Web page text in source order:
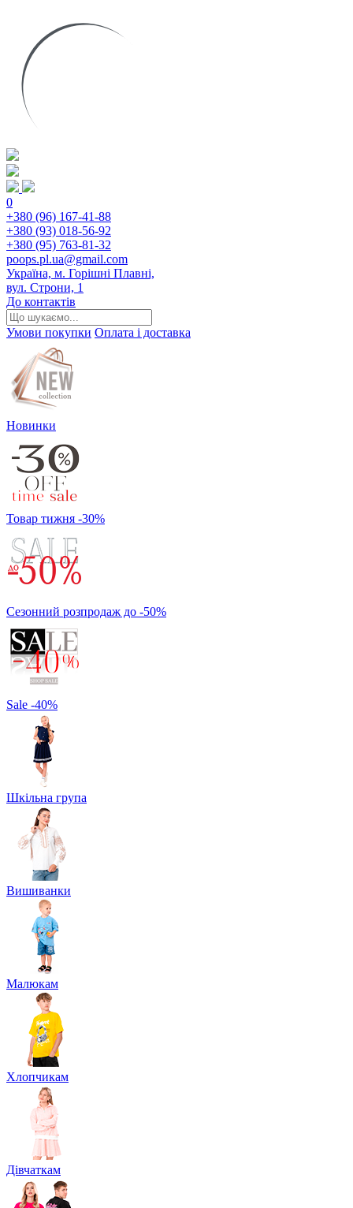
0
+380 (96) 167-41-88
+380 (93) 018-56-92
+380 (95) 763-81-32
poops.pl.ua@gmail.com
Україна, м. Горішні Плавні,
вул. Строни, 1
До контактів
Умови покупки Оплата і доставка
Новинки
Товар тижня -30%
Сезонний розпродаж до -50%
Sale -40%
Шкільна група
Вишиванки
Малюкам
Хлопчикам
Дівчаткам